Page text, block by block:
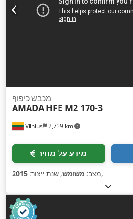
Vilnius 2,739 km
מכבש כיפוף
AMADA HFE M2 170-3
מידע על מחיר
מצב: משומש, שנת ייצור: 2015 ,